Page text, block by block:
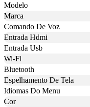
Modelo
Marca
Comando De Voz
Entrada Hdmi
Entrada Usb
Wi-Fi
Bluetooth
Espelhamento De Tela
Idiomas Do Menu
Cor